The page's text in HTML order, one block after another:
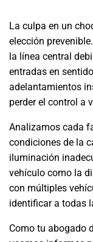
La culpa en un
elección
la línea central
entradas en
adelantamientos
perder el control a
Analizamos cada
condiciones de la
iluminación
vehículo como la
con múltiples
identificar a todas
Como tu abogado